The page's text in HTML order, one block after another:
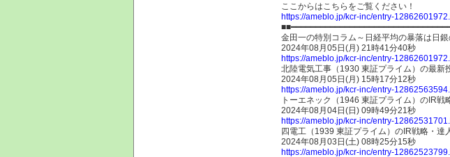
ここからはこちらをご覧ください！
https://ameblo.jp/kcr-inc/entry-
金田一の特別コラム～日経平均の暴落は日
2024年08月05日(月) 21時41分40秒
https://ameblo.jp/kcr-inc/entry-
北陸電気工事（1930 東証プライム）の最新
2024年08月05日(月) 15時17分12秒
https://ameblo.jp/kcr-inc/entry-
トーエネック（1946 東証プライム）のIR戦
2024年08月04日(日) 09時49分21秒
https://ameblo.jp/kcr-inc/entry-
四電工（1939 東証プライム）のIR戦略・達
2024年08月03日(土) 08時25分15秒
https://ameblo.jp/kcr-inc/entry-